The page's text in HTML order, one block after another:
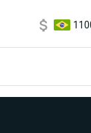
3,8/